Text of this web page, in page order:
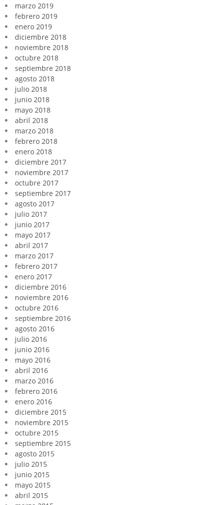
marzo 2019
febrero 2019
enero 2019
diciembre 2018
noviembre 2018
octubre 2018
septiembre 2018
agosto 2018
julio 2018
junio 2018
mayo 2018
abril 2018
marzo 2018
febrero 2018
enero 2018
diciembre 2017
noviembre 2017
octubre 2017
septiembre 2017
agosto 2017
julio 2017
junio 2017
mayo 2017
abril 2017
marzo 2017
febrero 2017
enero 2017
diciembre 2016
noviembre 2016
octubre 2016
septiembre 2016
agosto 2016
julio 2016
junio 2016
mayo 2016
abril 2016
marzo 2016
febrero 2016
enero 2016
diciembre 2015
noviembre 2015
octubre 2015
septiembre 2015
agosto 2015
julio 2015
junio 2015
mayo 2015
abril 2015